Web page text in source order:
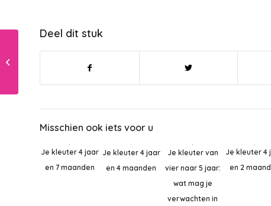
Deel dit stuk
Misschien ook iets voor u
Je kleuter 4 jaar
en 7 maanden
Je kleuter 4 jaar
en 4 maanden
Je kleuter van
vier naar 5 jaar:
wat mag je
verwachten in
Je kleuter 4
en 2